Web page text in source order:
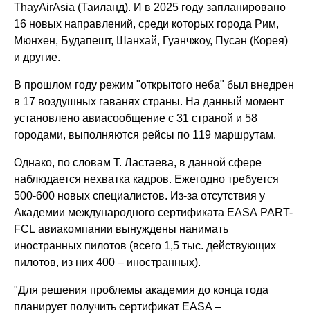
ThayAirAsia (Таиланд). И в 2025 году запланировано
16 новых направлений, среди которых города Рим,
Мюнхен, Будапешт, Шанхай, Гуанчжоу, Пусан (Корея)
и другие.
В прошлом году режим "открытого неба" был внедрен
в 17 воздушных гаванях страны. На данный момент
установлено авиасообщение с 31 страной и 58
городами, выполняются рейсы по 119 маршрутам.
Однако, по словам Т. Ластаева, в данной сфере
наблюдается нехватка кадров. Ежегодно требуется
500-600 новых специалистов. Из-за отсутствия у
Академии международного сертификата EASA PART-
FCL авиакомпании вынуждены нанимать
иностранных пилотов (всего 1,5 тыс. действующих
пилотов, из них 400 – иностранных).
"Для решения проблемы академия до конца года
планирует получить сертификат EASA –